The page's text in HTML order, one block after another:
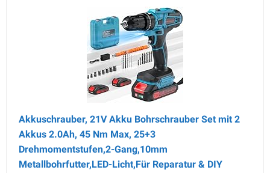
Akkuschrauber, 21V Akku Bohrschrauber Set mit 2
Akkus 2.0Ah, 45 Nm Max, 25+3
Drehmomentstufen,2-Gang,10mm
Metallbohrfutter,LED-Licht,Für Reparatur & DIY